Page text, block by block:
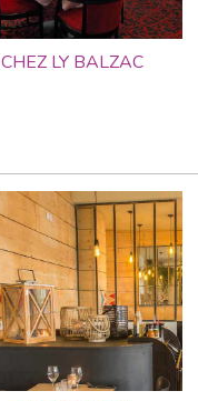
CHEZ LY BALZAC